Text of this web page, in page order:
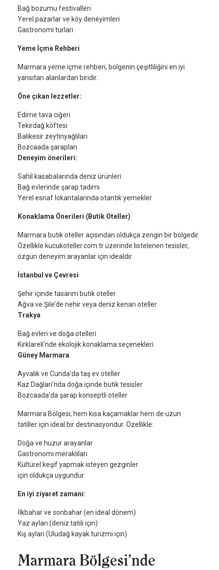
Bağ bozumu festivalleri
Yerel pazarlar ve köy deneyimleri
Gastronomi turları
Yeme İçme Rehberi
Marmara yeme içme rehberi, bölgenin çeşitliliğini en iyi
yansıtan alanlardan biridir.
Öne çıkan lezzetler:
Edirne tava ciğeri
Tekirdağ köftesi
Balıkesir zeytinyağlıları
Bozcaada şarapları
Deneyim önerileri:
Sahil kasabalarında deniz ürünleri
Bağ evlerinde şarap tadımı
Yerel esnaf lokantalarında otantik yemekler
Konaklama Önerileri (Butik Oteller)
Marmara butik oteller açısından oldukça zengin bir bölgedir.
Özellikle kucukoteller.com.tr üzerinde listelenen tesisler,
özgün deneyim arayanlar için idealdir.
İstanbul ve Çevresi
Şehir içinde tasarım butik oteller
Ağva ve Şile’de nehir veya deniz kenarı oteller
Trakya
Bağ evleri ve doğa otelleri
Kırklareli’nde ekolojik konaklama seçenekleri
Güney Marmara
Ayvalık ve Cunda’da taş ev oteller
Kaz Dağları’nda doğa içinde butik tesisler
Bozcaada’da şarap konseptli oteller
Marmara Bölgesi; hem kısa kaçamaklar hem de uzun
tatiller için ideal bir destinasyondur. Özellikle:
Doğa ve huzur arayanlar
Gastronomi meraklıları
Kültürel keşif yapmak isteyen gezginler
için oldukça uygundur.
En iyi ziyaret zamanı:
İlkbahar ve sonbahar (en ideal dönem)
Yaz ayları (deniz tatili için)
Kış ayları (Uludağ kayak turizmi için)
Marmara Bölgesi’nde